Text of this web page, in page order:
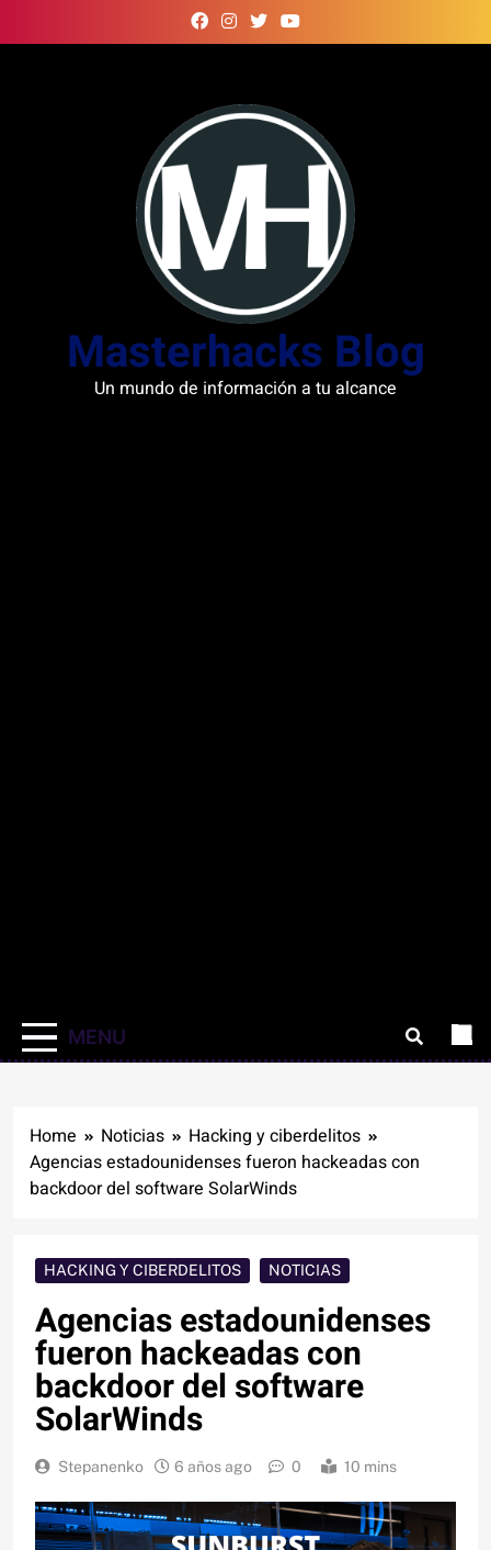
to
Masterhacks Blog
Un mundo de información a tu alcance
MENU
Home Noticias
Hacking y ciberdelitos
Agencias estadounidenses fueron hackeadas con
backdoor del software SolarWinds
HACKING Y CIBERDELITOS NOTICIAS
Agencias estadounidenses
fueron hackeadas con
backdoor del software
SolarWinds
Stepanenko 6 años ago 0 10 mins